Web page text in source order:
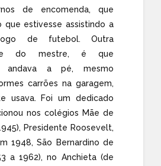
de encomenda, que
que estivesse assistindo a
de futebol. Outra
do mestre, é que
andava a pé, mesmo
carrões na garagem,
usava. Foi um dedicado
nos colégios Mãe de
Presidente Roosevelt,
1948, São Bernardino de
a 1962), no Anchieta (de